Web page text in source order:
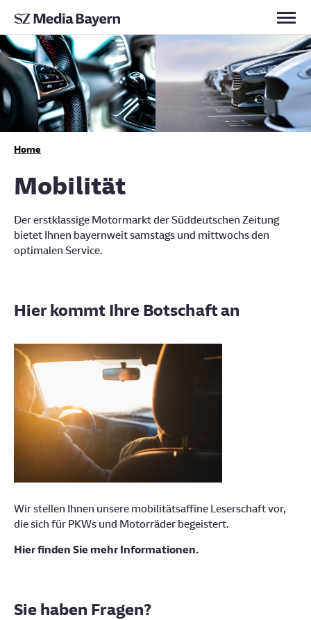
Home
Mobilität
Der erstklassige Motormarkt der Süddeutschen Zeitung
bietet Ihnen bayernweit samstags und mittwochs den
optimalen Service.
Hier kommt Ihre Botschaft an
Wir stellen Ihnen unsere mobilitätsaffine Leserschaft vor,
die sich für PKWs und Motorräder begeistert.
Hier finden Sie mehr Informationen.
Sie haben Fragen?